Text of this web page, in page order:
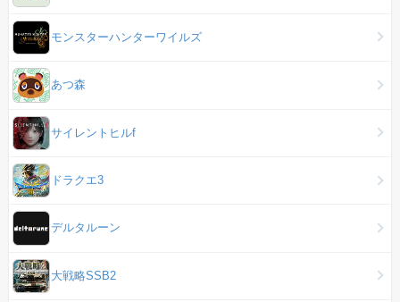
モンスターハンターワイルズ
あつ森
サイレントヒルf
ドラクエ3
デルタルーン
大戦略SSB2